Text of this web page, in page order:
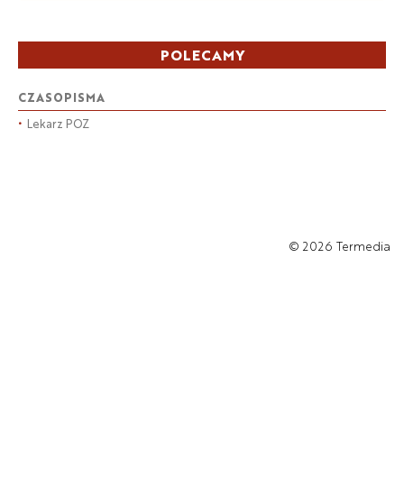
POLECAMY
CZASOPISMA
• Lekarz POZ
© 2026 Termedia